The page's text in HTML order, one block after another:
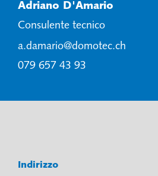
Adriano D'Amario
Consulente tecnico
a.damario@domotec.ch
079 657 43 93
Indirizzo